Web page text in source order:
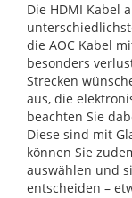
Die HDMI Kabel
die AOC Kabel
besonders
Strecken
aus, die
beachten Sie
Diese sind mit
können Sie
auswählen und
entscheiden –